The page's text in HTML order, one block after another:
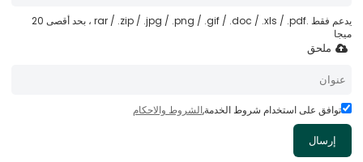
يدعم فقط .rar / .zip / .jpg / .png / .gif / .doc / .xls / .pdf ، بحد أقصى 20
ميجا
ملحق
توافق على استخدام شروط الخدمة,الشروط والاحكام
إرسال